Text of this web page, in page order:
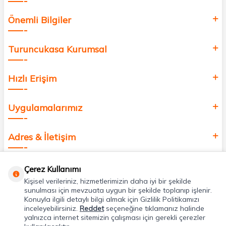
Önemli Bilgiler
Turuncukasa Kurumsal
Hızlı Erişim
Uygulamalarımız
Adres & İletişim
Çerez Kullanımı
Kişisel verileriniz, hizmetlerimizin daha iyi bir şekilde
sunulması için mevzuata uygun bir şekilde toplanıp işlenir.
Konuyla ilgili detaylı bilgi almak için Gizlilik Politikamızı
inceleyebilirsiniz. Reddetseçeneğine tıklamanız halinde
yalnızca internet sitemizin çalışması için gerekli çerezler